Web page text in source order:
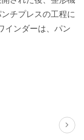
チプレスの工程に
インダーは、パン